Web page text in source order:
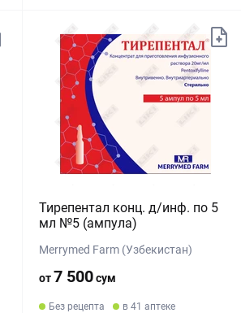
Тирепентал конц. д/инф. по 5
мл №5 (ампула)
Merrymed Farm (Узбекистан)
от7 500сум
Без рецепта в 41 аптеке